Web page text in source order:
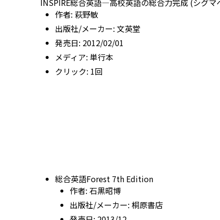
INSPIRE総合英語―高校英語の総合力完成 (シグマ
作者: 萩野敏
出版社/メーカー: 文英堂
発売日: 2012/02/01
メディア: 単行本
クリック: 1回
総合英語Forest 7th Edition
作者: 石黒昭博
出版社/メーカー: 桐原書店